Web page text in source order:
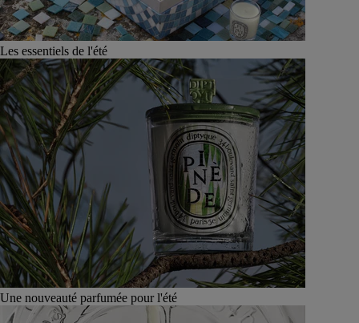
Les essentiels de l'été
Une nouveauté parfumée pour l'été